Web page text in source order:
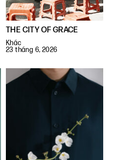
THE CITY OF GRACE
Khác
23 tháng 6, 2026